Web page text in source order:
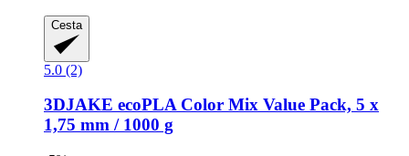
Cesta
5.0 (2)
3DJAKE ecoPLA Color Mix Value Pack, 5 x
1,75 mm / 1000 g